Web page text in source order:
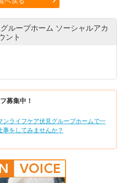
ループホーム ソーシャルアカ
ント
募集中！
ンライフケア伏見グループホームで一
事をしてみませんか？